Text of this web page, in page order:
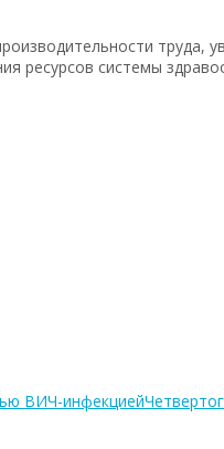
труда,
ресурсов системы
ВИЧ-инфекцией